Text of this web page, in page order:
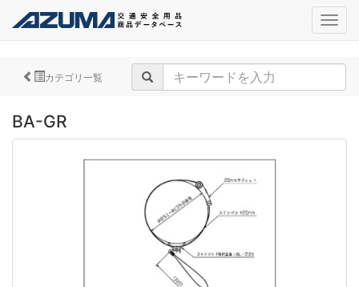
カテゴリ一覧
BA-GR